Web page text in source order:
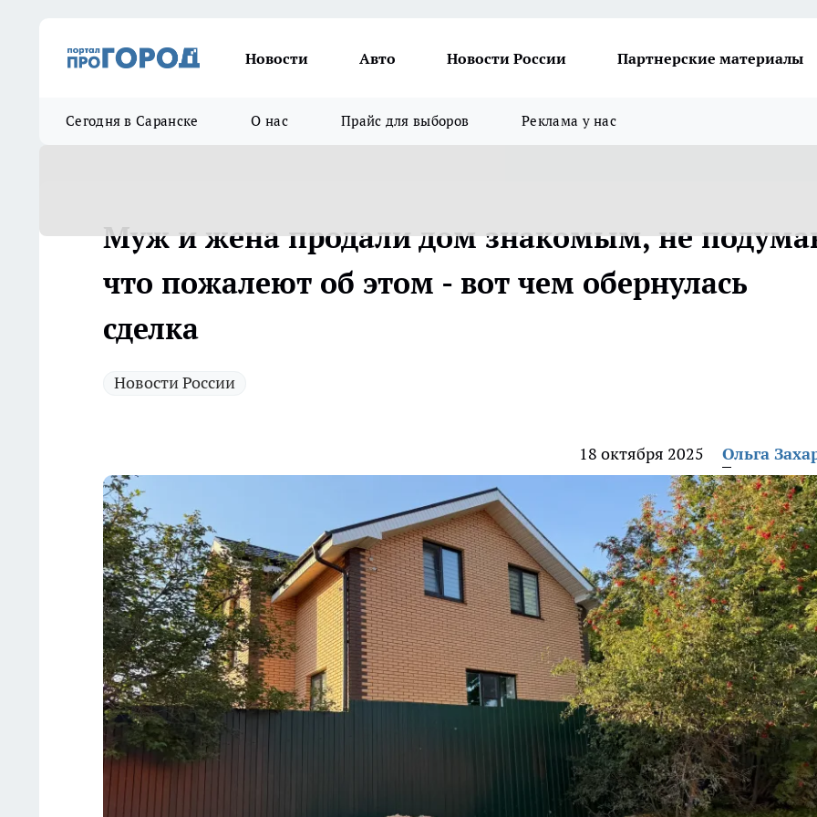
Новости Авто Новости России Партнерские материалы
Сегодня в Саранске О нас Прайс для выборов Реклама у нас
Муж и жена продали дом знакомым, не
что пожалеют об этом - вот чем обернулась
сделка
Новости России
18 октября 2025 Ольга